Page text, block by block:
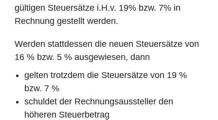
gültigen Steuersätze i.H.v. 19% bzw. 7% in
Rechnung gestellt werden.
Werden stattdessen die neuen Steuersätze von
16 % bzw. 5 % ausgewiesen, dann
gelten trotzdem die Steuersätze von 19 %
bzw. 7 %
schuldet der Rechnungsaussteller den
höheren Steuerbetrag